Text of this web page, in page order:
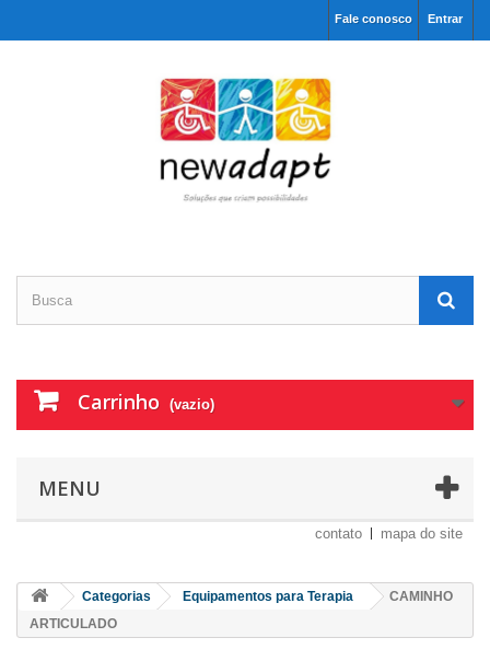
Entrar
Fale conosco
Carrinho (vazio)
MENU
contato mapa do site
Categorias Equipamentos para Terapia
CAMINHO
ARTICULADO